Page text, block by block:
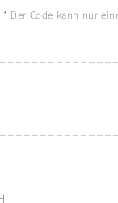
* Der Code kann nur